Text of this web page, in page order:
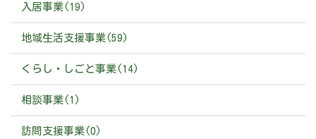
入居事業(19)
地域生活支援事業(59)
くらし・しごと事業(14)
相談事業(1)
訪問支援事業(0)